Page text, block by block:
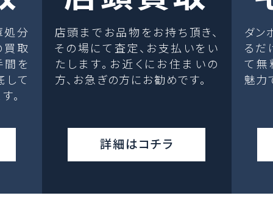
処分
取
間を
して
。
店頭までお品物をお持ち頂き、
その場にて査定、お支払いをい
たします。お近くにお住まいの
方、お急ぎの方にお勧めです。
詳細はコチラ
ダン
るだ
て無
魅力